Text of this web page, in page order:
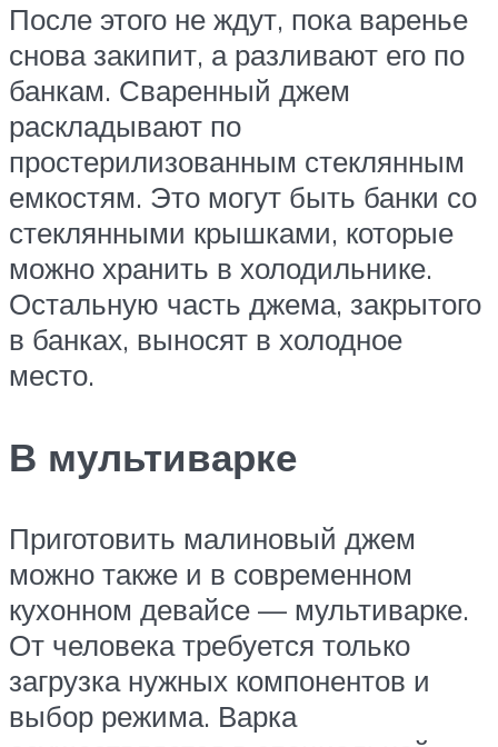
После этого не ждут, пока варенье
снова закипит, а разливают его по
банкам. Сваренный джем
раскладывают по
простерилизованным стеклянным
емкостям. Это могут быть банки со
стеклянными крышками, которые
можно хранить в холодильнике.
Остальную часть джема, закрытого
в банках, выносят в холодное
место.
В мультиварке
Приготовить малиновый джем
можно также и в современном
кухонном девайсе — мультиварке.
От человека требуется только
загрузка нужных компонентов и
выбор режима. Варка